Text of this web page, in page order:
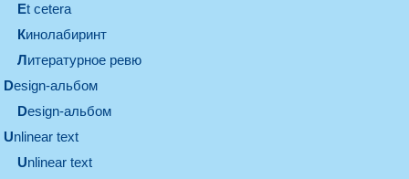
et cetera
кинолабиринт
литературное ревю
design-альбом
design-альбом
unlinear text
Unlinear text